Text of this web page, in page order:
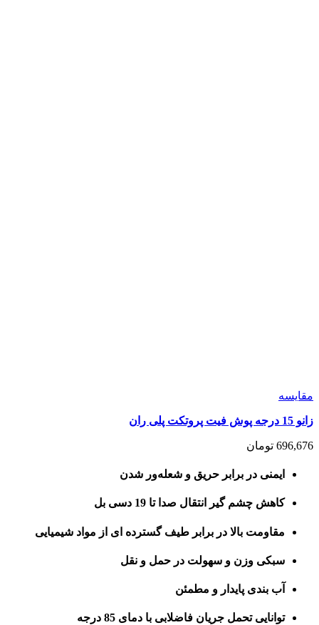
مقايسه
زانو 15 درجه پوش فیت پروتکت پلی ران
696,676 تومان
ایمنی در برابر حریق و شعله‌ور شدن
کاهش چشم گیر انتقال صدا تا 19 دسی بل
مقاومت بالا در برابر طیف گسترده ای از مواد شیمیایی
سبکی وزن و سهولت در حمل و نقل
آب بندی پایدار و مطمئن
توانایی تحمل جریان فاضلابی با دمای 85 درجه